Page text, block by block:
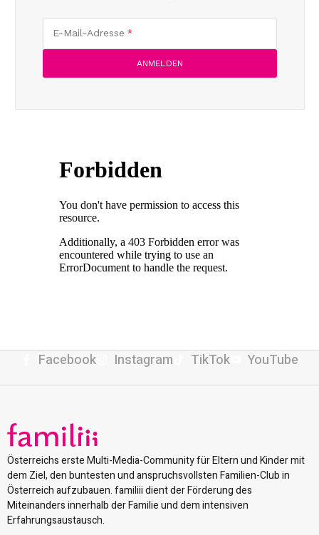
E-Mail-Adresse
Facebook Instagram TikTok YouTube
Österreichs erste Multi-Media-Community für Eltern und Kinder mit
dem Ziel, den buntesten und anspruchsvollsten Familien-Club in
Österreich aufzubauen. familiii dient der Förderung des
Miteinanders innerhalb der Familie und dem intensiven
Erfahrungsaustausch.